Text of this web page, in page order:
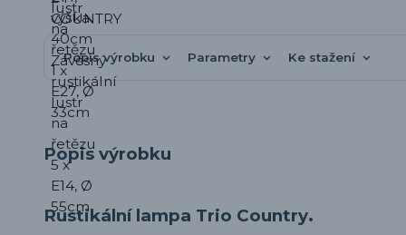
Popis výrobku Parametry Ke stažení
Popis výrobku
Rustikální lampa Trio Country.